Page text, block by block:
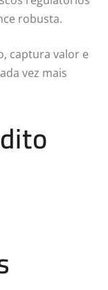
robusta.
captura valor e
vez mais